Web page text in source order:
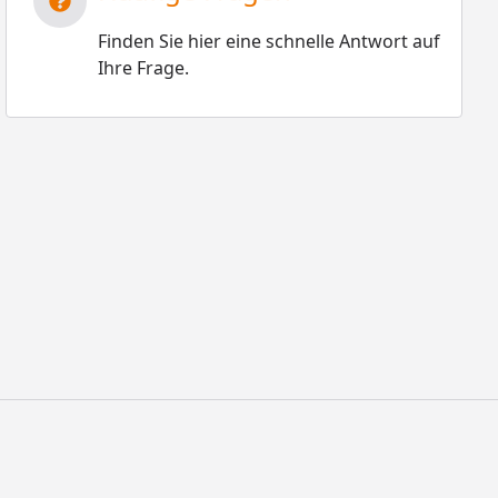
Finden Sie hier eine schnelle Antwort auf
Ihre Frage.